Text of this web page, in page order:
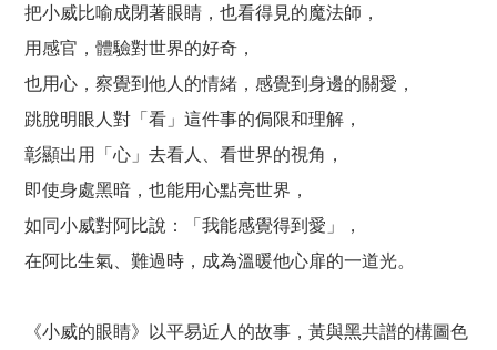
把小威比喻成閉著眼睛，也看得見的魔法師，
用感官，體驗對世界的好奇，
也用心，察覺到他人的情緒，感覺到身邊的關愛，
跳脫明眼人對「看」這件事的侷限和理解，
彰顯出用「心」去看人、看世界的視角，
即使身處黑暗，也能用心點亮世界，
如同小威對阿比說：「我能感覺得到愛」，
在阿比生氣、難過時，成為溫暖他心扉的一道光。
《小威的眼睛》以平易近人的故事，黃與黑共譜的構圖色